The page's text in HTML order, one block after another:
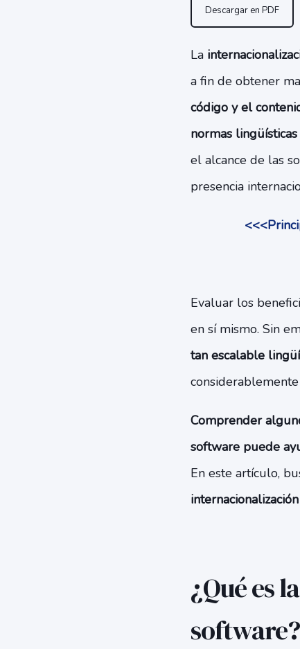
Descargar en PDF
La
a fin de obtener
código y el
normas
el alcance de las
presencia
Evaluar los
en sí mismo. Sin
tan escalable
Comprender
software puede
En este artículo,
¿Qué es
software?